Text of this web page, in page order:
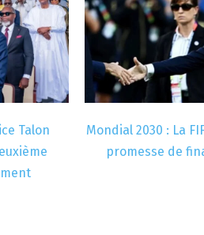
Talon
Mondial 2030 : La
promesse de